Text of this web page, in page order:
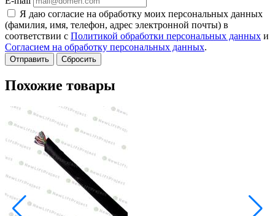
Я даю согласие на обработку моих персональных данных
(фамилия, имя, телефон, адрес электронной почты) в
соответствии с Политикой обработки персональных данных и
Согласием на обработку персональных данных.
Сбросить
Похожие товары